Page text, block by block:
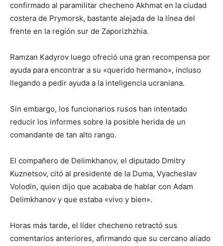
confirmado al paramilitar checheno Akhmat en la ciudad
costera de Prymorsk, bastante alejada de la línea del
frente en la región sur de Zaporizhzhia.
Ramzan Kadyrov luego ofreció una gran recompensa por
ayuda para encontrar a su «querido hermano», incluso
llegando a pedir ayuda a la inteligencia ucraniana.
Sin embargo, los funcionarios rusos han intentado
reducir los informes sobre la posible herida de un
comandante de tan alto rango.
El compañero de Delimkhanov, el diputado Dmitry
Kuznetsov, citó al presidente de la Duma, Vyacheslav
Volodin, quien dijo que acababa de hablar con Adam
Delimkhanov y que estaba «vivo y bien».
Horas más tarde, el líder checheno retractó sus
comentarios anteriores, afirmando que su cercano aliado